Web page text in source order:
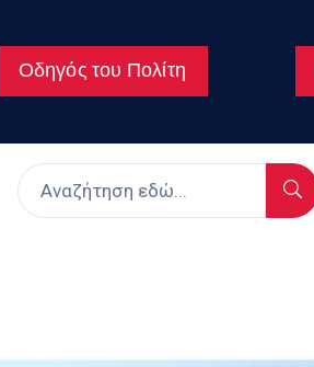
Οδηγός του Πολίτη